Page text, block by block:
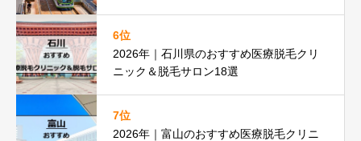
6位
2026年｜石川県のおすすめ医療脱毛クリ
ニック＆脱毛サロン18選
7位
2026年｜富山のおすすめ医療脱毛クリニ